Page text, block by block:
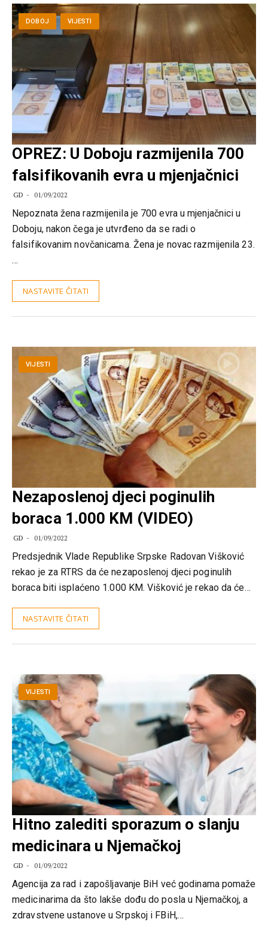
DOBOJ VIJESTI
OPREZ: U Doboju razmijenila 700
falsifikovanih evra u mjenjačnici
GD 01/09/2022
Nepoznata žena razmijenila je 700 evra u mjenjačnici u
Doboju, nakon čega je utvrđeno da se radi o
falsifikovanim novčanicama. Žena je novac razmijenila 23.
…
NASTAVITE ČITATI
VIJESTI
Nezaposlenoj djeci poginulih
boraca 1.000 KM (VIDEO)
GD 01/09/2022
Predsjednik Vlade Republike Srpske Radovan Višković
rekao je za RTRS da će nezaposlenoj djeci poginulih
boraca biti isplaćeno 1.000 KM. Višković je rekao da će…
NASTAVITE ČITATI
VIJESTI
Hitno zalediti sporazum o slanju
medicinara u Njemačkoj
GD 01/09/2022
Agencija za rad i zapošljavanje BiH već godinama pomaže
medicinarima da što lakše dođu do posla u Njemačkoj, a
zdravstvene ustanove u Srpskoj i FBiH,…